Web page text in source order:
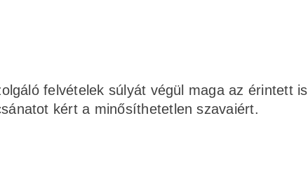
felvételek súlyát végül maga az érintett is
kért a minősíthetetlen szavaiért.